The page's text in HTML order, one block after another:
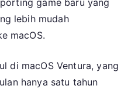
game baru yang
lebih mudah
macOS.
di macOS Ventura, yang
hanya satu tahun